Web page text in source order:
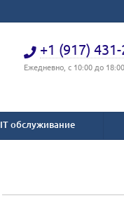
+1 (917)
Ежедневно, с 10:00 до 18:00
IT обслуживание